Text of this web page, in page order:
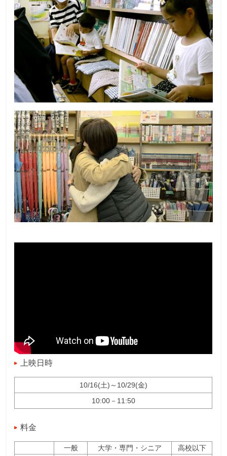
上映日時
10/16(土)～10/29(金)
10:00－11:50
料金
一般 大学・専門・シニア 高校以下